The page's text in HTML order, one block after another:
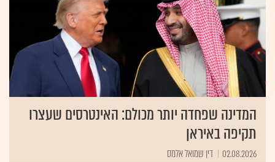
המדינה שפחדה יותר מכולם: האינטרסים שעצרו
תקיפה באיראן
02.08.2026 דין שמואל אלמס